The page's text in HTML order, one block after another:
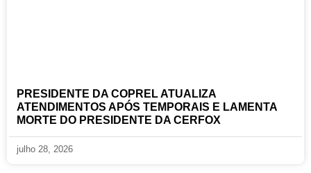
PRESIDENTE DA COPREL ATUALIZA
ATENDIMENTOS APÓS TEMPORAIS E LAMENTA
MORTE DO PRESIDENTE DA CERFOX
julho 28, 2026